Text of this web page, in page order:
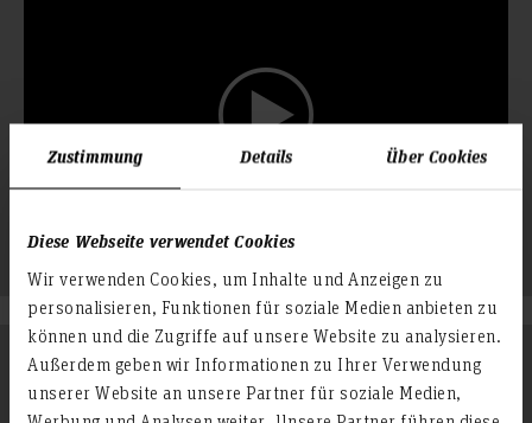
Zustimmung Details Über Cookies
Diese Webseite verwendet Cookies
Wir verwenden Cookies, um Inhalte und Anzeigen zu
personalisieren, Funktionen für soziale Medien anbieten zu
können und die Zugriffe auf unsere Website zu analysieren.
Außerdem geben wir Informationen zu Ihrer Verwendung
unserer Website an unsere Partner für soziale Medien,
Zum Seitenanfang
Folgen Sie uns